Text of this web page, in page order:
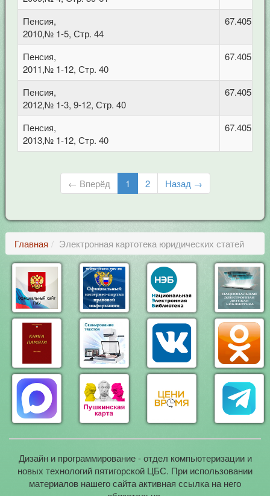
Пенсия,
2010,№ 1-5, Стр. 44
67.405
Пенсия,
2011,№ 1-12, Стр. 40
67.405
Пенсия,
2012,№ 1-3, 9-12, Стр. 40
67.405
Пенсия,
2013,№ 1-12, Стр. 40
67.405
← Вперёд 1 2 Назад →
Главная Электронная картотека юридических статей
Дизайн и программирование - отдел компьютеризации и
новых технологий пятигорской ЦБС. При использовании
материалов нашего сайта активная ссылка на него